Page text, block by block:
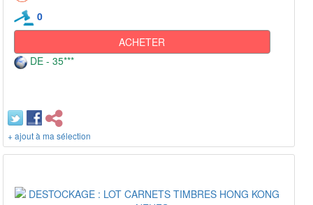
0
ACHETER
DE - 35***
+ ajout à ma sélection